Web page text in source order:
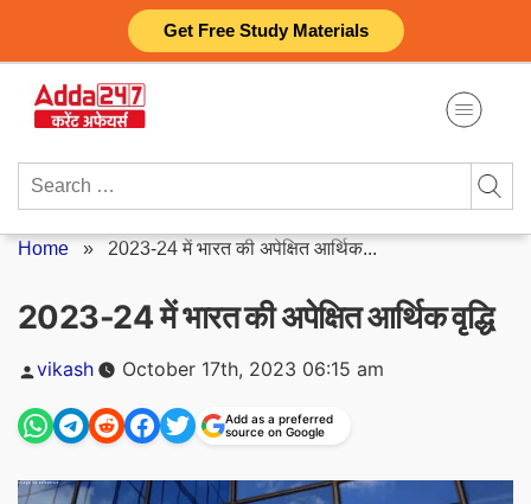
Get Free Study Materials
content
Search
Home » 2023-24 में भारत की अपेक्षित आर्थिक...
2023-24 में भारत की अपेक्षित आर्थिक वृद्धि
Posted
vikash October 17th, 2023 06:15 am
Add as a preferred
source on Google